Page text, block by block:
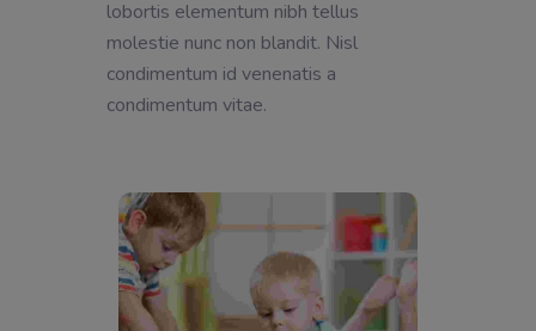
lobortis elementum nibh tellus
molestie nunc non blandit. Nisl
condimentum id venenatis a
condimentum vitae.